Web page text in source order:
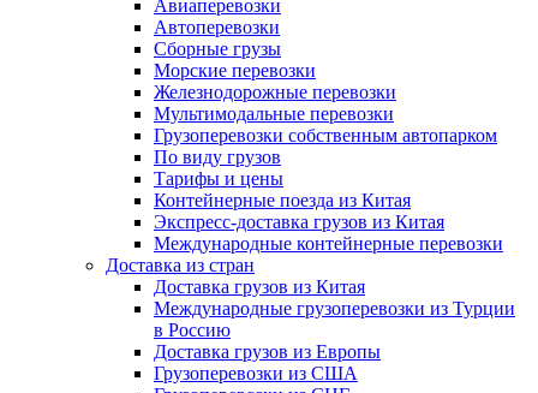
Авиаперевозки
Автоперевозки
Сборные грузы
Морские перевозки
Железнодорожные перевозки
Мультимодальные перевозки
Грузоперевозки собственным автопарком
По виду грузов
Тарифы и цены
Контейнерные поезда из Китая
Экспресс-доставка грузов из Китая
Международные контейнерные перевозки
Доставка из стран
Доставка грузов из Китая
Международные грузоперевозки из Турции
в Россию
Доставка грузов из Европы
Грузоперевозки из США